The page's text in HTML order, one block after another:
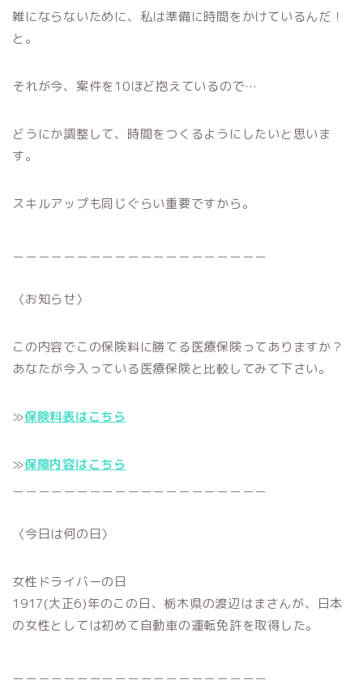
雑にならないために、私は準備に時間をかけているんだ！
と。
それが今、案件を10ほど抱えているので…
どうにか調整して、時間をつくるようにしたいと思いま
す。
スキルアップも同じぐらい重要ですから。
〈お知らせ〉
この内容でこの保険料に勝てる医療保険ってありますか？
あなたが今入っている医療保険と比較してみて下さい。
≫保険料表はこちら
≫保障内容はこちら
〈今日は何の日〉
女性ドライバーの日
1917(大正6)年のこの日、栃木県の渡辺はまさんが、日本
の女性としては初めて自動車の運転免許を取得した。